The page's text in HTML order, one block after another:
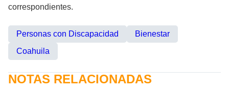
correspondientes.
Personas con Discapacidad
Bienestar
Coahuila
NOTAS RELACIONADAS